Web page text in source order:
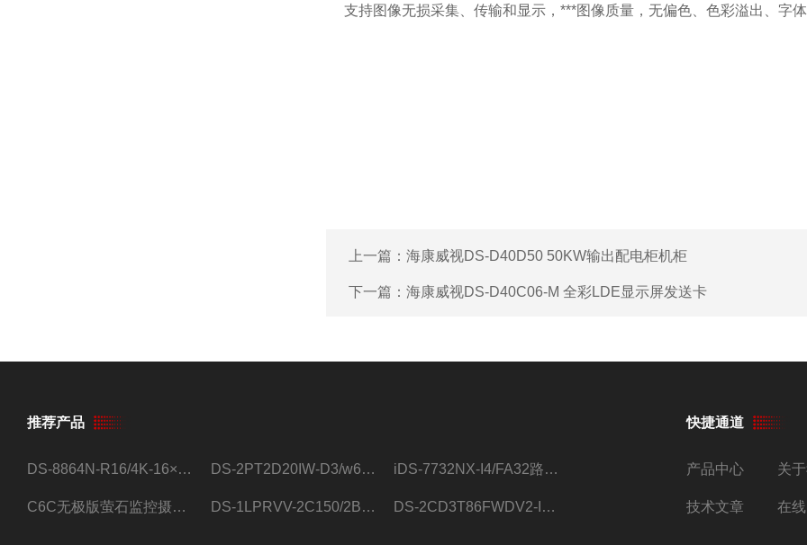
支持图像无损采集、传输和显示，***图像质量，无偏色、色彩溢出、字体
上一篇： 海康威视DS-D40D50 50KW输出配电柜机柜
下一篇： 海康威视DS-D40C06-M 全彩LDE显示屏发送卡
推荐产品
DS-8864N-R16/4K-16×4T/希捷16盘位录像机 DS-2PT2D20IW-D3/w64路高清硬盘录像机 iDS-7732NX-I4/FA32路监控硬盘录像机
C6C无极版萤石监控摄像头 DS-1LPRVV-2C150/2B监控室外夜视高清电源线护套线200米/卷 DS-2CD3T86FWDV2-I8S4g监控摄像头
快捷通道
产品中心 关
技术文章 在